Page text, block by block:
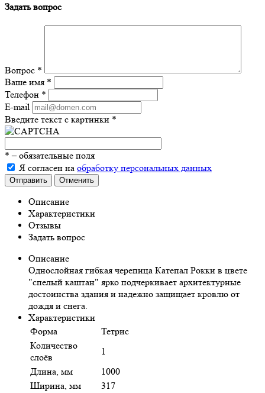
Задать вопрос
Вопрос *
Ваше имя *
Телефон *
E-mail
Введите текст с картинки *
* – обязательные поля
Я согласен на обработку персональных данных
Отправить Отменить
Описание
Характеристики
Отзывы
Задать вопрос
Описание
Однослойная гибкая черепица Катепал Рокки в цвете
"спелый каштан" ярко подчеркивает архитектурные
достоинства здания и надежно защищает кровлю от
дождя и снега.
Характеристики
Форма
Тетрис
Количество
слоёв
1
Длина, мм
1000
Ширина, мм
317